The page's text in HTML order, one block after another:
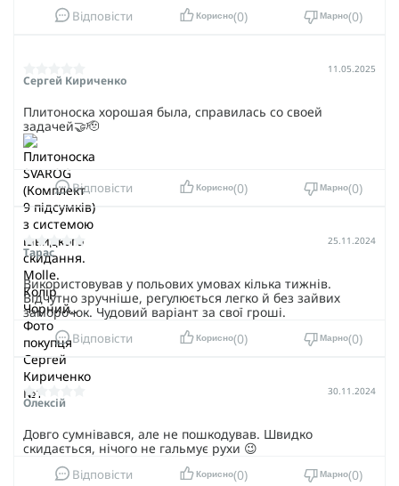
Відповісти Корисно 0 Марно 0
Сергей Кириченко
11.05.2025
Плитоноска хорошая была, справилась со своей
задачей🤝🫡
Відповісти Корисно 0 Марно 0
Тарас
25.11.2024
Використовував у польових умовах кілька тижнів.
Відчутно зручніше, регулюється легко й без зайвих
заморочок. Чудовий варіант за свої гроші.
Відповісти Корисно 0 Марно 0
Олексій
30.11.2024
Довго сумнівався, але не пошкодував. Швидко
скидається, нічого не гальмує рухи 😉
Відповісти Корисно 0 Марно 0